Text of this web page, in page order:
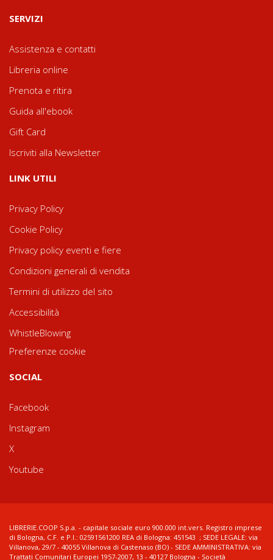
SERVIZI
Assistenza e contatti
Libreria online
Prenota e ritira
Guida all'ebook
Gift Card
Iscriviti alla Newsletter
LINK UTILI
Privacy Policy
Cookie Policy
Privacy policy eventi e fiere
Condizioni generali di vendita
Termini di utilizzo del sito
Accessibilità
WhistleBlowing
Preferenze cookie
SOCIAL
Facebook
Instagram
X
Youtube
LIBRERIE.COOP S.p.a. - capitale sociale euro 900.000 int.vers. Registro imprese
di Bologna, C.F. e P.I.: 02591561200 REA di Bologna: 451543 ; SEDE LEGALE: via
Villanova, 29/7 - 40055 Villanova di Castenaso (BO) - SEDE AMMINISTRATIVA: via
Trattati Comunitari Europei 1957-2007, 13 - 40127 Bologna - Società